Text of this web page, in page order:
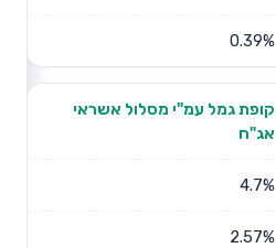
0.39%
קופת גמל עמ"י מסלול אשראי
אג"ח
4.7%
2.57%